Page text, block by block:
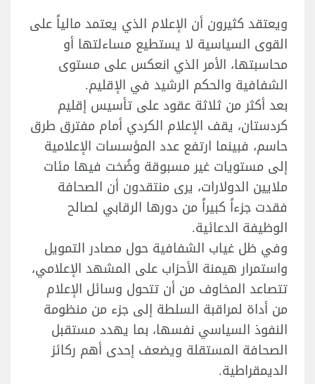
ويعتقد كثيرون أن الإعلام الذي يعتمد مالياً على
القوى السياسية لا يستطيع مساءلتها أو
محاسبتها، الأمر الذي انعكس على مستوى
الشفافية والحكم الرشيد في الإقليم.
بعد أكثر من ثلاثة عقود على تأسيس إقليم
كردستان، يقف الإعلام الكردي أمام مفترق طرق
حاسم، فبينما ارتفع عدد المؤسسات الإعلامية
إلى مستويات غير مسبوقة وضُخت فيها مئات
ملايين الدولارات، يرى منتقدون أن الصحافة
فقدت جزءاً كبيراً من دورها الرقابي لصالح
الوظيفة الدعائية.
وفي ظل غياب الشفافية حول مصادر التمويل
واستمرار هيمنة الأحزاب على المشهد الإعلامي،
تتصاعد المخاوف من أن تتحول وسائل الإعلام
من أداة لمراقبة السلطة إلى جزء من منظومة
النفوذ السياسي نفسها، بما يهدد مستقبل
الصحافة المستقلة ويضعف إحدى أهم ركائز
الديمقراطية.